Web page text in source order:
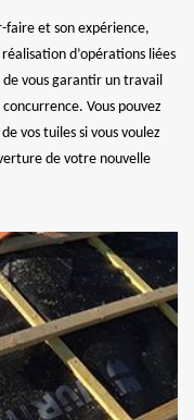
faire et son expérience,
d’opérations liées
vous garantir un travail
Vous pouvez
vos tuiles si vous voulez
de votre nouvelle